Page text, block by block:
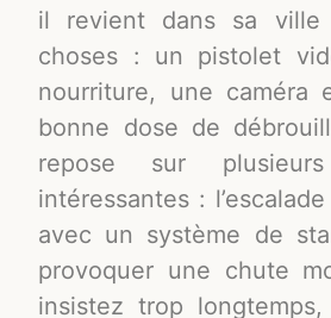
il revient dans sa
choses : un pistolet
nourriture, une caméra
bonne dose de
repose sur plusieurs
intéressantes :
avec un système de
provoquer une chute
insistez trop